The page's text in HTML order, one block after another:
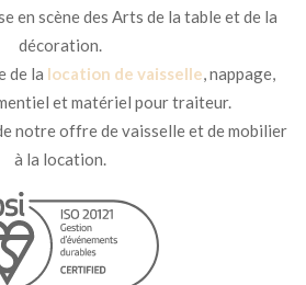
en scène des Arts de la table et de la
décoration.
de la location de vaisselle, nappage,
et matériel pour traiteur.
notre offre de vaisselle et de mobilier
à la location.